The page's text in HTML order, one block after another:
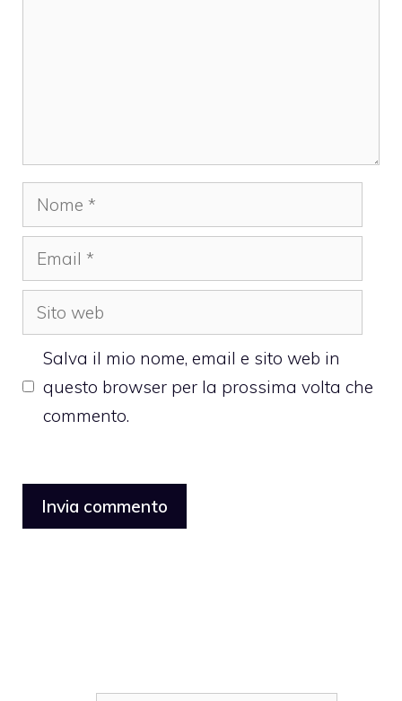
Nome
Email
Sito
web
Salva il mio nome, email e sito web in
questo browser per la prossima volta che
commento.